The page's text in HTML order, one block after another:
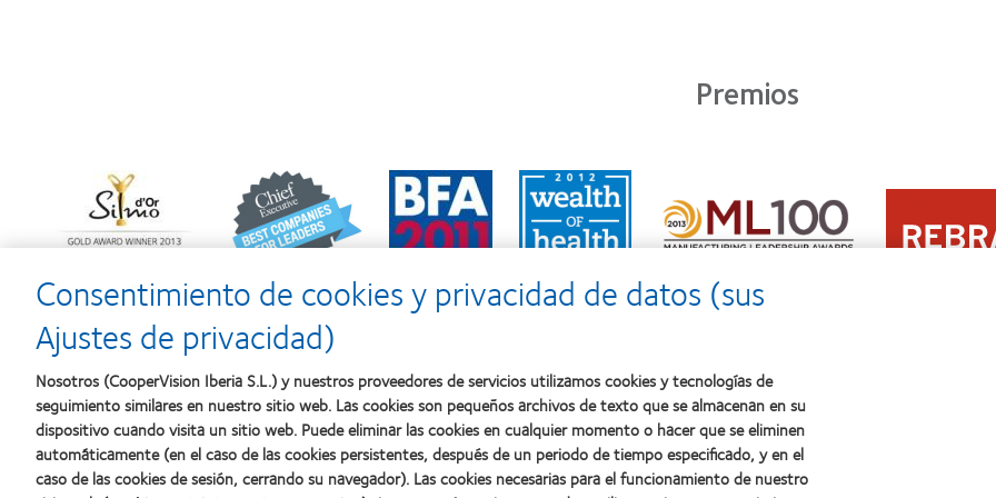
Premios
about
Premio
al
producto
con
MyDay™
Learn
more
about
2012
2010:
Mejor
empresa
para
el
desarrollo
del
liderazgo
Learn
more
about
2011:
la
mejor
Learn
more
about
2011:
a
la
Learn
more
about
Premio
Manufacturing
100)
(2012)
Learn
more
about
2012
Consentimiento de cookies y privacidad de datos (sus
Ajustes de privacidad)
Nosotros (CooperVision Iberia S.L.) y nuestros proveedores de servicios utilizamos cookies y tecnologías de
seguimiento similares en nuestro sitio web. Las cookies son pequeños archivos de texto que se almacenan en su
dispositivo cuando visita un sitio web. Puede eliminar las cookies en cualquier momento o hacer que se eliminen
automáticamente (en el caso de las cookies persistentes, después de un periodo de tiempo especificado, y en el
caso de las cookies de sesión, cerrando su navegador). Las cookies necesarias para el funcionamiento de nuestro